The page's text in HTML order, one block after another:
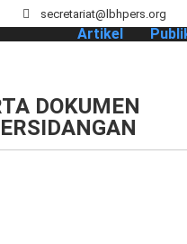
secretariat@lbhpers.org
Artikel
DOKUMEN